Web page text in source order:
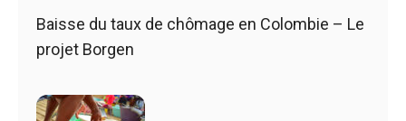
Baisse du taux de chômage en Colombie – Le
projet Borgen